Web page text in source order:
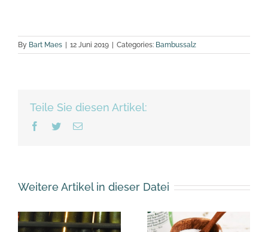
By Bart Maes 12 Juni 2019 Categories: Bambussalz
Teile Sie diesen Artikel:
Facebook
TwitterEmail
Weitere Artikel in dieser Datei